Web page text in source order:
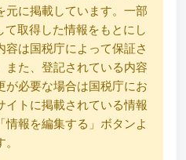
元に掲載しています。一部
て取得した情報をもとにし
は国税庁によって保証さ
また、登記されている内容
が必要な場合は国税庁にお
イトに掲載されている情報
報を編集する」ボタンよ